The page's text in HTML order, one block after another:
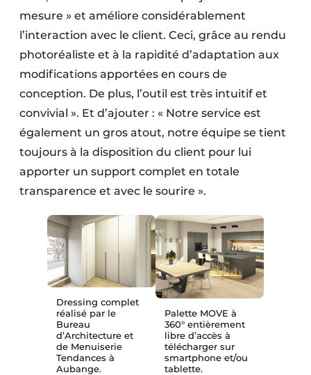
mesure » et améliore considérablement
l’interaction avec le client. Ceci, grâce au rendu
photoréaliste et à la rapidité d’adaptation aux
modifications apportées en cours de
conception. De plus, l’outil est très intuitif et
convivial ». Et d’ajouter : « Notre service est
également un gros atout, notre équipe se tient
toujours à la disposition du client pour lui
apporter un support complet en totale
transparence et avec le sourire ».
Dressing complet
réalisé par le
Bureau
d’Architecture et
de Menuiserie
Tendances à
Aubange.
Palette MOVE à
360° entièrement
libre d’accès à
télécharger sur
smartphone et/ou
tablette.